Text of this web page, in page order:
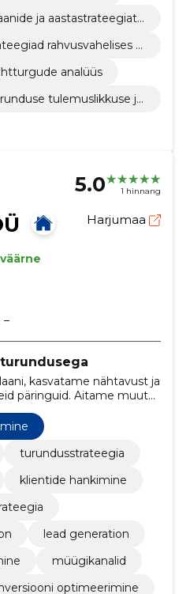
ja aastastrateegiate
rahvusvahelises b
analüüs
tulemuslikkuse jäl
5.0 1 hinnang
Harjumaa
–
kasvatame nähtavust ja
päringuid. Aitame muuta
toetavad müüki.
turundusstrateegia
klientide hankimine
lead generation
müügikanalid
optimeerimine